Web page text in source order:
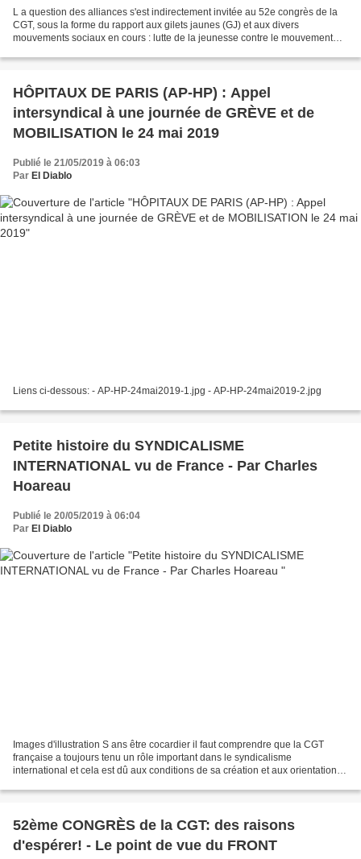
L a question des alliances s'est indirectement invitée au 52e congrès de la
CGT, sous la forme du rapport aux gilets jaunes (GJ) et aux divers
mouvements sociaux en cours : lutte de la jeunesse contre le mouvement
HÔPITAUX DE PARIS (AP-HP) : Appel
intersyndical à une journée de GRÈVE et de
MOBILISATION le 24 mai 2019
Publié le 21/05/2019 à 06:03
Par El Diablo
Liens ci-dessous: - AP-HP-24mai2019-1.jpg - AP-HP-24mai2019-2.jpg
Petite histoire du SYNDICALISME
INTERNATIONAL vu de France - Par Charles
Hoareau
Publié le 20/05/2019 à 06:04
Par El Diablo
Images d'illustration S ans être cocardier il faut comprendre que la CGT
française a toujours tenu un rôle important dans le syndicalisme
international et cela est dû aux conditions de sa création et aux orientations
52ème CONGRÈS de la CGT: des raisons
d'espérer! - Le point de vue du FRONT